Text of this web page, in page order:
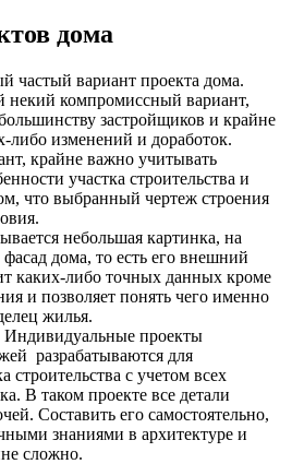
дома
частый вариант проекта дома.
некий компромиссный вариант,
застройщиков и крайне
либо изменений и доработок.
крайне важно учитывать
участка строительства и
что выбранный чертеж строения
небольшая картинка, на
дома, то есть его внешний
каких-либо точных данных кроме
и позволяет понять чего именно
жилья.
Индивидуальные проекты
разрабатываются для
строительства с учетом всех
В таком проекте все детали
Составить его самостоятельно,
знаниями в архитектуре и
сложно.